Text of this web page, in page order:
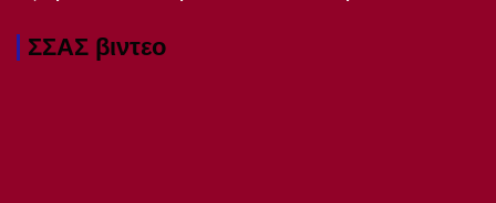
ΣΣΑΣ βιντεο